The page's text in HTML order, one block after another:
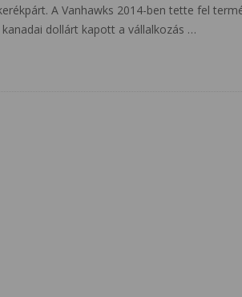
A Vanhawks 2014-ben tette fel
dollárt kapott a vállalkozás …